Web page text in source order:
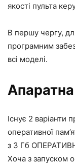
якості пульта
В першу чергу,
програмним
всі моделі.
Існує 2
оперативної
з 3 Гб
Хоча з запуском